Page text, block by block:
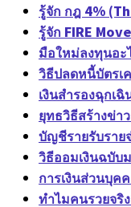
รู้จัก กฎ 4%
รู้จัก FIRE
มือใหม่ลงทุนอะ
วิธีปลดหนี้บัตรเ
เงินสำรองฉุกเ
ยุทธวิธีสร้างข่า
บัญชีรายรับราย
วิธีออมเงินฉบับ
การเงินส่วนบุค
ทำไมคนรวยจริ